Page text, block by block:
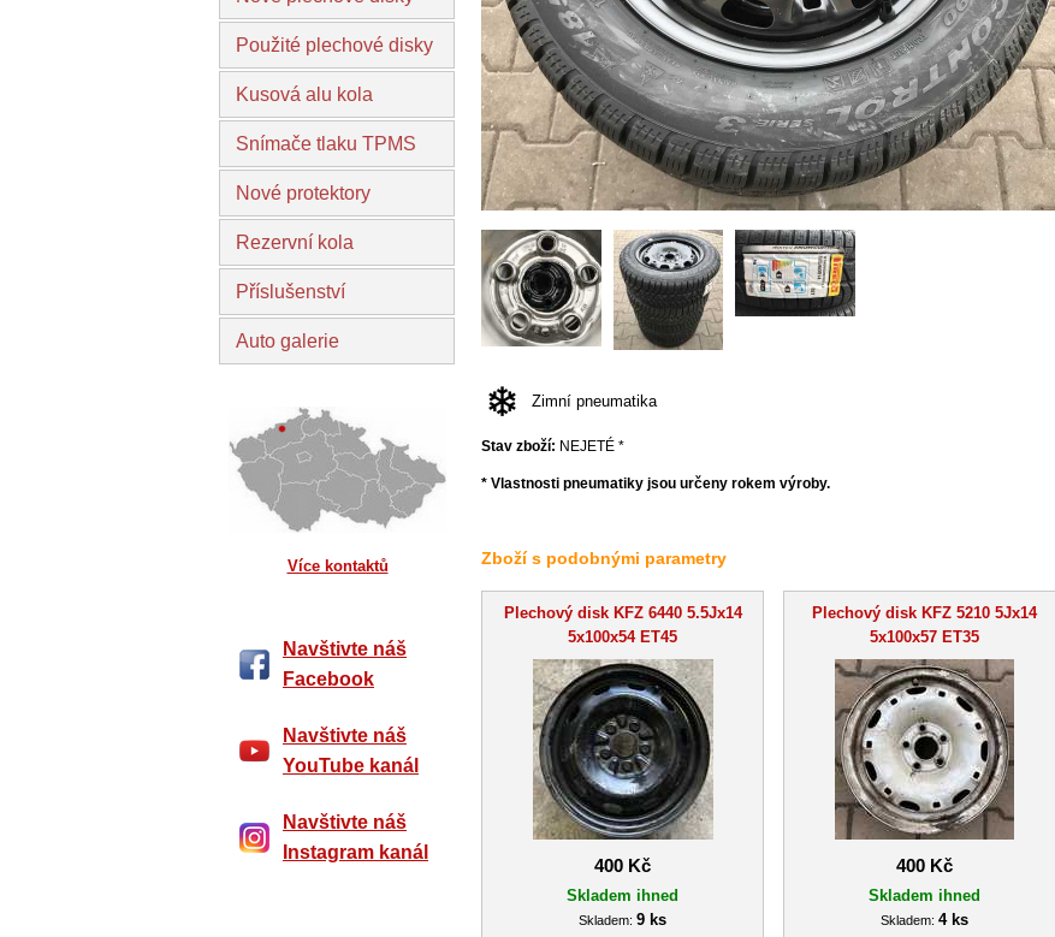
Použité plechové disky
Kusová alu kola
Snímače tlaku TPMS
Nové protektory
Rezervní kola
Příslušenství
Auto galerie
Více kontaktů
Navštivte náš
Facebook
Navštivte náš
YouTube kanál
Navštivte náš
Instagram kanál
Zimní pneumatika
Stav zboží: NEJETÉ *
* Vlastnosti pneumatiky jsou určeny rokem výroby.
Zboží s podobnými parametry
Plechový disk KFZ 6440 5.5Jx14
5x100x54 ET45
400 Kč
Skladem ihned
Skladem: 9 ks
Plechový disk KFZ 5210 5Jx14
5x100x57 ET35
400 Kč
Skladem ihned
Skladem: 4 ks